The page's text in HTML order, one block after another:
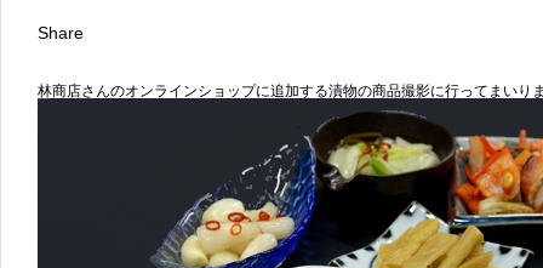
Share
林商店さんのオンラインショップに追加する漬物の商品撮影に行ってまいり